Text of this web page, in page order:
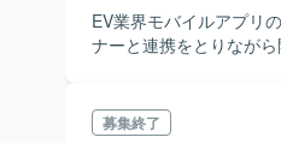
EV業界モバイルアプリ
ナーと連携をとりながら
募集終了